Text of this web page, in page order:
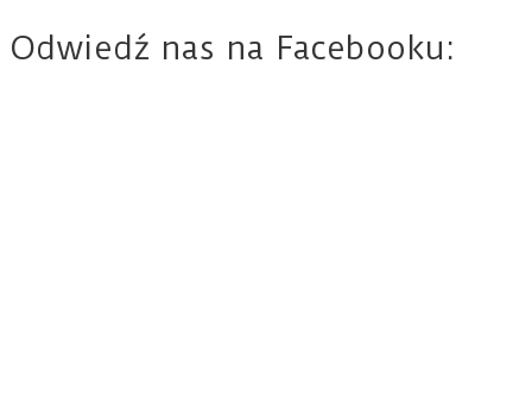
Odwiedź nas na Facebooku: